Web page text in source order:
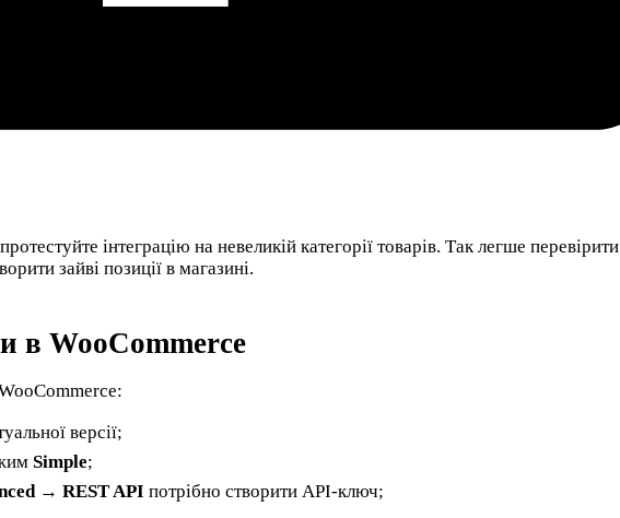
інтеграцію на невеликій категорії товарів. Так легше перевірити
зайві позиції в магазині.
в WooCommerce
версії;
Simple;
→ REST API потрібно створити API-ключ;